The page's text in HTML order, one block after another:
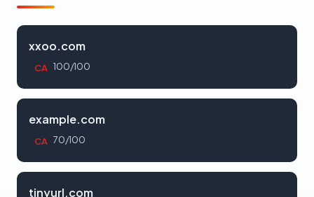
xxoo.com
CA 100/100
example.com
CA 70/100
tinyurl.com